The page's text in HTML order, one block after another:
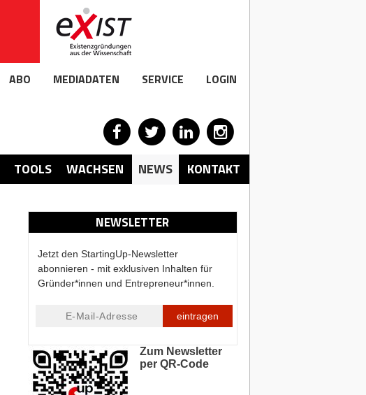
ABO MEDIADATEN SERVICE LOGIN
TOOLS WACHSEN NEWS KONTAKT
NEWSLETTER
Jetzt den StartingUp-Newsletter
abonnieren - mit exklusiven Inhalten für
Gründer*innen und Entrepreneur*innen.
eintragen
Zum Newsletter
per QR-Code